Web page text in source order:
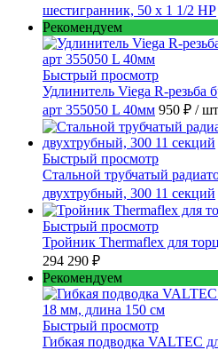
шестигранник, 50 x 1 1/2 НР
Рекомендуем
Быстрый просмотр
Удлинитель Viega R-резьба
арт 355050 L 40мм 950 ₽ / шт
Быстрый просмотр
Стальной трубчатый
двухтрубный, 300 11 секций
Быстрый просмотр
Тройник Thermaflex для
294 290 ₽
Рекомендуем
Быстрый просмотр
Гибкая подводка VALTEC